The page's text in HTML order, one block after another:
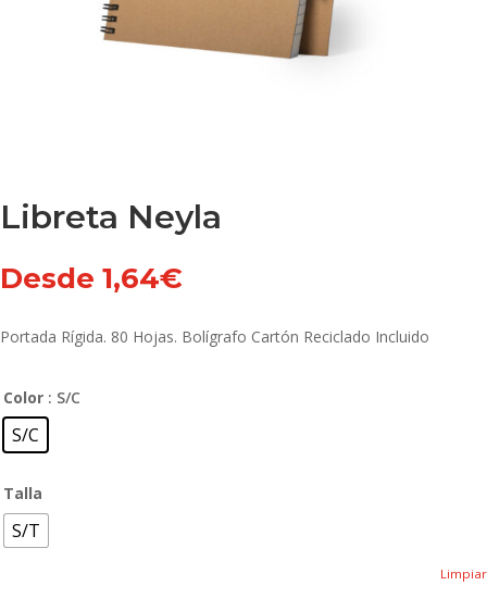
Libreta Neyla
Desde 1,64€
Portada Rígida. 80 Hojas. Bolígrafo Cartón Reciclado Incluido
Color : S/C
S/C
Talla
S/T
Limpiar